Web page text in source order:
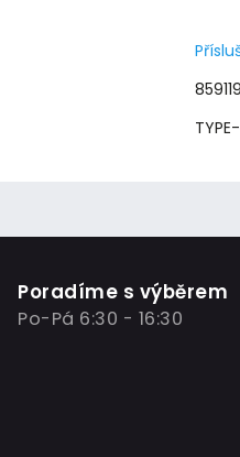
Poradíme s výběrem
Po-Pá 6:30 - 16:30